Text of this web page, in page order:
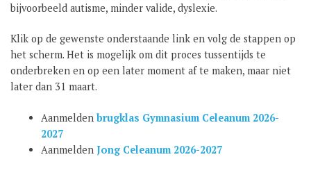
bijvoorbeeld autisme, minder valide, dyslexie.
Klik op de gewenste onderstaande link en volg de stappen op
het scherm. Het is mogelijk om dit proces tussentijds te
onderbreken en op een later moment af te maken, maar niet
later dan 31 maart.
Aanmeldenbrugklas Gymnasium Celeanum 2026-
2027
AanmeldenJong Celeanum 2026-2027